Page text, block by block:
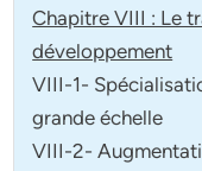
Chapitre VIII : Le
développement
VIII-1-
grande échelle
VIII-2-